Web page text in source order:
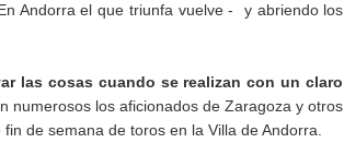
Andorra el que triunfa vuelve - y abriendo los
las cosas cuando se realizan con un claro
numerosos los aficionados de Zaragoza y otros
de semana de toros en la Villa de Andorra.